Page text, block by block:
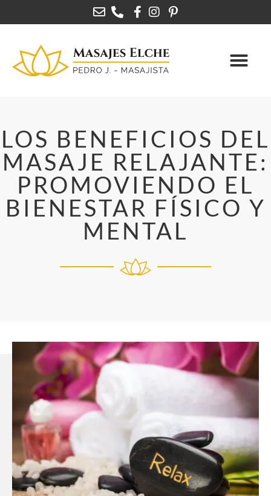
LOS BENEFICIOS DEL
MASAJE RELAJANTE:
PROMOVIENDO EL
BIENESTAR FÍSICO Y
MENTAL